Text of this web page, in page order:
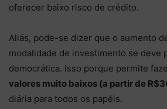
oferecer baixo risco de crédito.
Aliás, pode-se dizer que o aumento
modalidade de investimento se deve
democrática. Isso porque permite
valores muito baixos (a partir de
diária para todos os papéis.